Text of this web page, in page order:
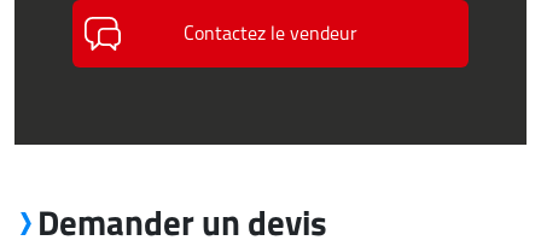
Contactez le vendeur
Demander un devis